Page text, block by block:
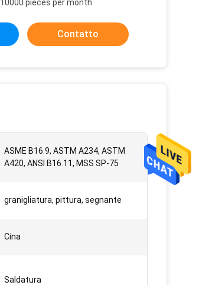
10000 pieces per month
Contatto
ASME B16.9, ASTM A234, ASTM
A420, ANSI B16.11, MSS SP-75
granigliatura, pittura, segnante
Cina
Saldatura